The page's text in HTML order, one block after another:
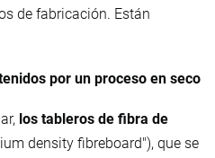
de fabricación. Están
por un proceso en seco
los tableros de fibra de
density fibreboard"), que se